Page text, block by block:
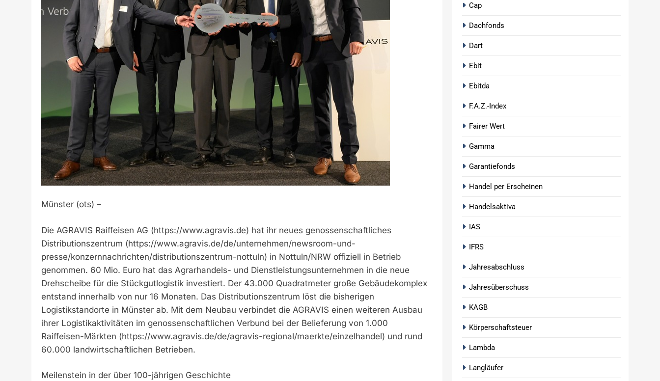
Münster (ots) –
Die AGRAVIS Raiffeisen AG (https://www.agravis.de) hat ihr neues genossenschaftliches
Distributionszentrum (https://www.agravis.de/de/unternehmen/newsroom-und-
presse/konzernnachrichten/distributionszentrum-nottuln) in Nottuln/NRW offiziell in Betrieb
genommen. 60 Mio. Euro hat das Agrarhandels- und Dienstleistungsunternehmen in die neue
Drehscheibe für die Stückgutlogistik investiert. Der 43.000 Quadratmeter große Gebäudekomplex
entstand innerhalb von nur 16 Monaten. Das Distributionszentrum löst die bisherigen
Logistikstandorte in Münster ab. Mit dem Neubau verbindet die AGRAVIS einen weiteren Ausbau
ihrer Logistikaktivitäten im genossenschaftlichen Verbund bei der Belieferung von 1.000
Raiffeisen-Märkten (https://www.agravis.de/de/agravis-regional/maerkte/einzelhandel) und rund
60.000 landwirtschaftlichen Betrieben.
Meilenstein in der über 100-jährigen Geschichte
Cap
Dachfonds
Dart
Ebit
Ebitda
F.A.Z.-Index
Fairer Wert
Gamma
Garantiefonds
Handel per Erscheinen
Handelsaktiva
IAS
IFRS
Jahresabschluss
Jahresüberschuss
KAGB
Körperschaftsteuer
Lambda
Langläufer